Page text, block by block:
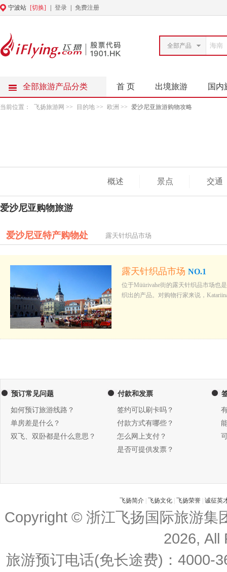
宁波站 [切换] 登录 免费注册
全部产品
全部旅游产品分类 首 页 出境旅游 国内
当前位置： 飞扬旅游网 >> 目的地 >> 欧洲 >> 爱沙尼亚旅游购物攻略
概述 景点 交通
爱沙尼亚购物旅游
爱沙尼亚特产购物处 露天针织品市场
露天针织品市场 NO.1
位于Müürivahe街的露天针织品市场也
织出的产品。对购物行家来说，
预订常见问题
如何预订旅游线路？
单房差是什么？
双飞、双卧都是什么意思？
付款和发票
签约可以刷卡吗？
付款方式有哪些？
怎么网上支付？
是否可提供发票？
飞扬简介 飞扬文化 飞扬荣誉 诚征英
Copyright © 浙江飞扬国际旅游集
2026, All
旅游预订电话(免长途费)：4000-